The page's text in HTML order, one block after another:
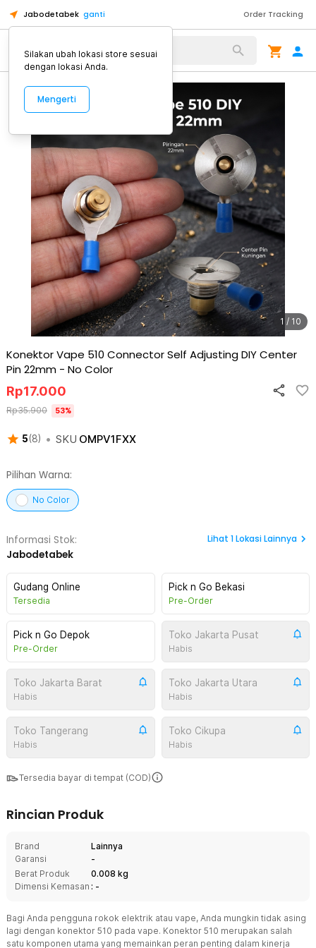
Jabodetabek ganti Order Tracking
Alat Kopi
1 / 10
Konektor Vape 510 Connector Self Adjusting DIY Center
Pin 22mm - No Color
5(8) • SKU OMPV1FXX
Rp17.000
Rp35.900 53%
Pilihan Warna:
No Color
Informasi Stok:
Jabodetabek
Lihat 1Lokasi Lainnya
Gudang Online
Tersedia
Pick n Go Bekasi
Pre-Order
Pick n Go Depok
Pre-Order
Toko Jakarta Pusat
Habis
Toko Jakarta Barat
Habis
Toko Jakarta Utara
Habis
Toko Tangerang
Habis
Toko Cikupa
Habis
Tersedia bayar di tempat (COD)
Rincian Produk
Brand
Lainnya
Garansi
-
Berat Produk
0.008 kg
Dimensi Kemasan : -
Bagi Anda pengguna rokok elektrik atau vape, Anda mungkin tidak asing
lagi dengan konektor 510 pada vape. Konektor 510 merupakan salah
satu komponen utama yang memainkan peran penting dalam kinerja
Silakan ubah lokasi store sesuai
dengan lokasi Anda.
Mengerti